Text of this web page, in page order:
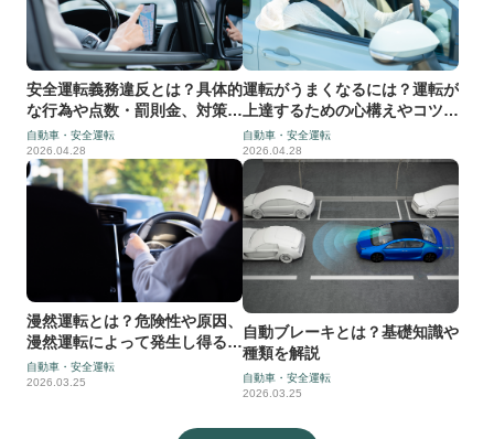
安全運転義務違反とは？具体的
な行為や点数・罰則金、対策方
法などを解説
自動車・安全運転
2026.04.28
運転がうまくなるには？運転が
上達するための心構えやコツを
マスターしよう
自動車・安全運転
2026.04.28
漫然運転とは？危険性や原因、
漫然運転によって発生し得る事
態、防止策などを解説
自動車・安全運転
2026.03.25
自動ブレーキとは？基礎知識や
種類を解説
自動車・安全運転
2026.03.25